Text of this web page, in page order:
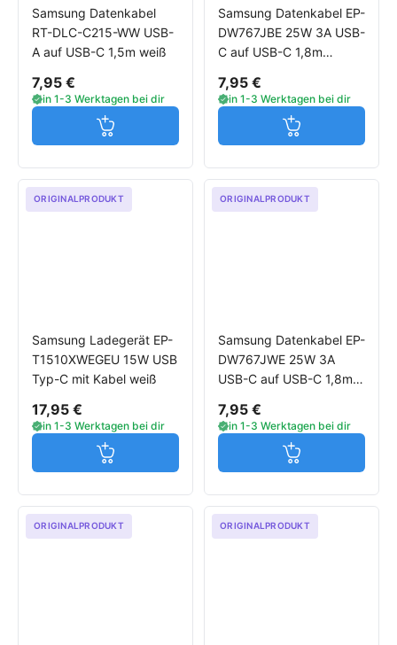
Samsung Datenkabel
RT-DLC-C215-WW USB-
A auf USB-C 1,5m weiß
7,95 €
in 1-3 Werktagen bei dir
Jetzt in den Warenkorb
Samsung Datenkabel EP-
DW767JBE 25W 3A USB-
C auf USB-C 1,8m
7,95 €
in 1-3 Werktagen bei dir
Jetzt in den
ORIGINALPRODUKT
Samsung Ladegerät EP-
T1510XWEGEU 15W USB
Typ-C mit Kabel weiß
17,95 €
in 1-3 Werktagen bei dir
Jetzt in den Warenkorb
ORIGINALPRODUKT
Samsung Datenkabel EP-
DW767JWE 25W 3A
USB-C auf USB-C 1,8m
7,95 €
in 1-3 Werktagen bei dir
Jetzt in den
ORIGINALPRODUKT ORIGINALPRODUKT